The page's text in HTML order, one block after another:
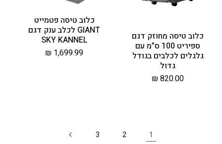
כלוב טיסה מחוזק דגם
ספיריט 100 ס”מ עם
גלגלים לכלבים בגודל
גדול
מחיר
820.00 ₪
כלוב טיסה פטמייט
GIANT לכלב ענק דגם
SKY KANNEL
מחיר
1,699.99 ₪
1
2
3